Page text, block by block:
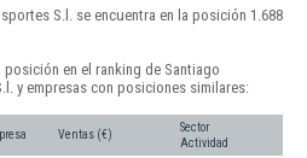
S.l. se encuentra en la posición 1.688
en el ranking de Santiago
y empresas con posiciones similares:
Ventas (€)
Sector
Actividad